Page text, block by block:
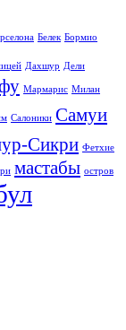
Белек Бормио
Дахшур Дели
Мармарис Милан
Салоники Самуи
Сикри Фетхие
мастабы остров